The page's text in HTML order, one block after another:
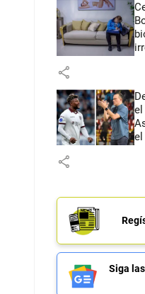
share
el
el
share
Siga